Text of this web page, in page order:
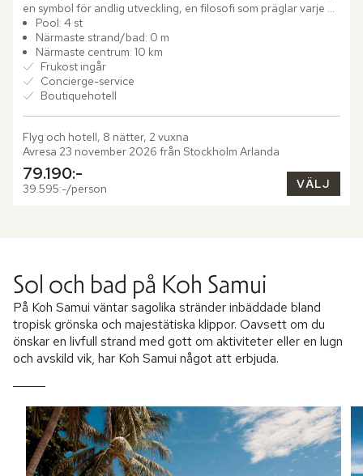
en symbol för andlig utveckling, en filosofi som präglar varje
aspekt av boutiquehotellet KAMALAYA. Omgivet av...
Pool: 4 st
Närmaste strand/bad: 0 m
Närmaste centrum: 10 km
Frukost ingår
Concierge-service
Boutiquehotell
Flyg och hotell, 8 nätter, 2 vuxna
Avresa 23 november 2026 från Stockholm Arlanda
79.190:-
39.595:-/person VÄLJ
Sol och bad på Koh Samui
På Koh Samui väntar sagolika stränder inbäddade bland
tropisk grönska och majestätiska klippor. Oavsett om du
önskar en livfull strand med gott om aktiviteter eller en lugn
och avskild vik, har Koh Samui något att erbjuda.